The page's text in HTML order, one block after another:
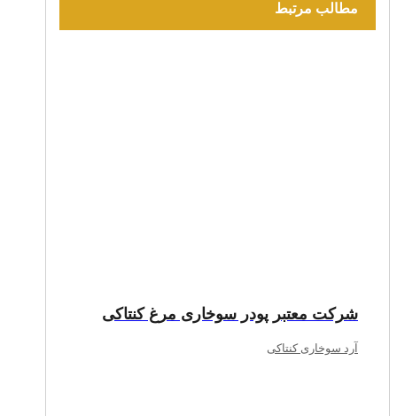
مطالب مرتبط
شرکت معتبر پودر سوخاری مرغ کنتاکی
آرد سوخاری کنتاکی